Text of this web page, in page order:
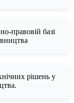
правовій базі
рішень у